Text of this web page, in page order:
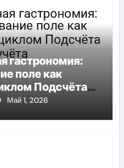
гастрономия:
поле как
Подсчёта
Май 1, 2026